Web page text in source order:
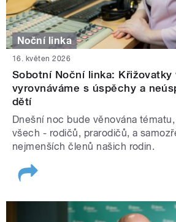
Noční linka
16. květen 2026
Sobotní Noční linka: Křižovatky
vyrovnáváme s úspěchy a
dětí
Dnešní noc bude věnována
všech - rodičů, prarodičů, a
nejmenších členů našich rodin.